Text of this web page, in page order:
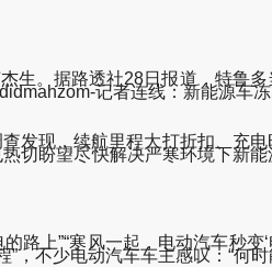
。据路透社28日报道，特鲁
记者连线：新能源车冻
发现，续航里程大打折扣、充
切盼望尽快解决严寒环境下新
”“寒风一起，电动汽车秒变‘
不少电动汽车车主感叹：“何